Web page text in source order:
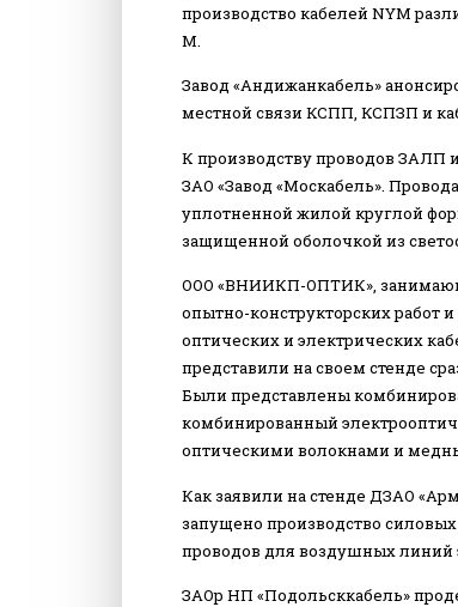
производство кабелей NYM
М.
Завод «Андижанкабель»
местной связи КСПП, КСПЗП и
К производству проводов ЗАЛП
ЗАО «Завод «Москабель».
уплотненной жилой круглой
защищенной оболочкой из
ООО «ВНИИКП-ОПТИК»,
опытно-конструкторских работ
оптических и электрических
представили на своем стенде
Были представлены
комбинированный
оптическими волокнами и
Как заявили на стенде ДЗАО
запущено производство
проводов для воздушных линий
ЗАОр НП «Подольсккабель»